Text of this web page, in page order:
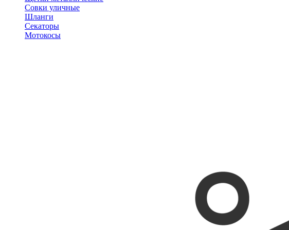
Совки уличные
Шланги
Секаторы
Мотокосы